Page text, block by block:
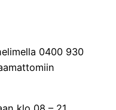
0400 930